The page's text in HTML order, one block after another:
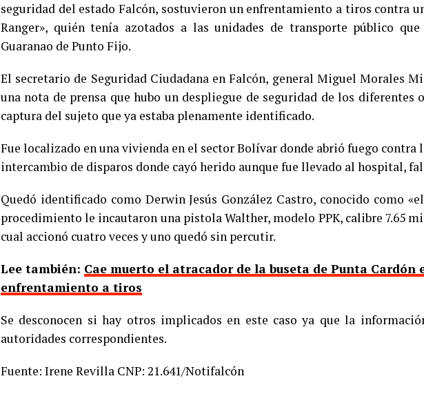
seguridad del estado Falcón, sostuvieron un enfrentamiento a tiros contra
Ranger», quién tenía azotados a las unidades de transporte público
Guaranao de Punto Fijo.
El secretario de Seguridad Ciudadana en Falcón, general Miguel Morales
una nota de prensa que hubo un despliegue de seguridad de los diferentes
captura del sujeto que ya estaba plenamente identificado.
Fue localizado en una vivienda en el sector Bolívar donde abrió fuego contra
intercambio de disparos donde cayó herido aunque fue llevado al hospital,
Quedó identificado como Derwin Jesús González Castro, conocido como
procedimiento le incautaron una pistola Walther, modelo PPK, calibre 7.65
cual accionó cuatro veces y uno quedó sin percutir.
Lee también: Cae muerto el atracador de la buseta de Punta Cardón
enfrentamiento a tiros
Se desconocen si hay otros implicados en este caso ya que la
autoridades correspondientes.
Fuente: Irene Revilla CNP: 21.641/Notifalcón